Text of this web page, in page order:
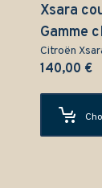
Xsara
Gamme
Citroën
140,00 €